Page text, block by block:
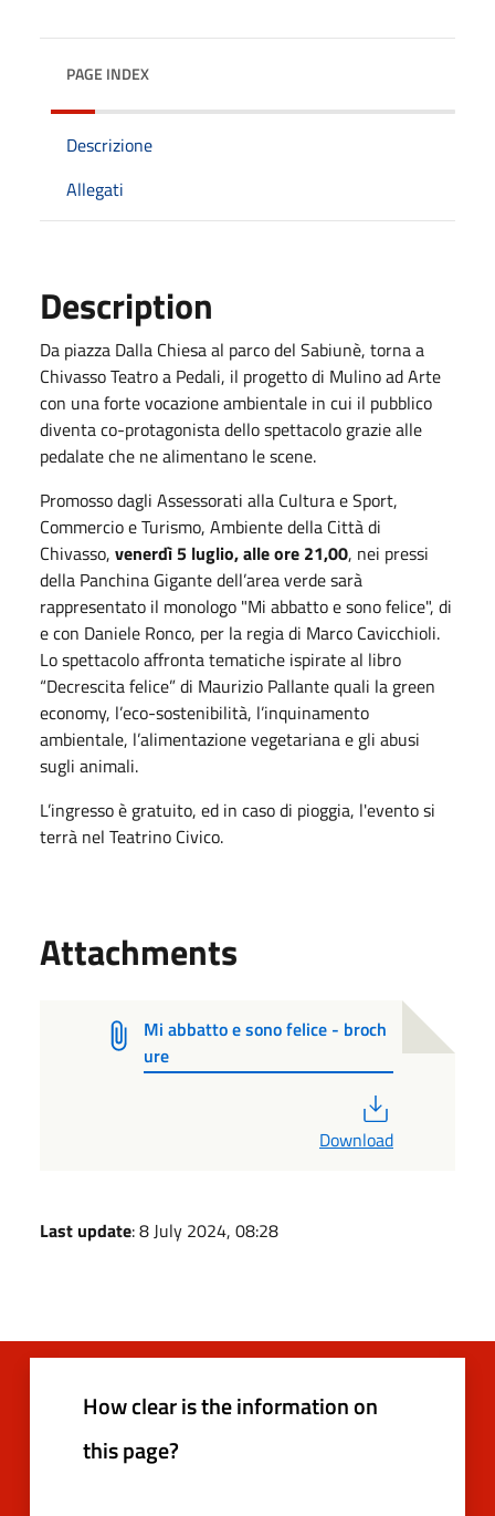
PAGE INDEX
Descrizione
Allegati
Description
Da piazza Dalla Chiesa al parco del Sabiunè, torna a
Chivasso Teatro a Pedali, il progetto di Mulino ad Arte
con una forte vocazione ambientale in cui il pubblico
diventa co-protagonista dello spettacolo grazie alle
pedalate che ne alimentano le scene.
Promosso dagli Assessorati alla Cultura e Sport,
Commercio e Turismo, Ambiente della Città di
Chivasso, venerdì 5 luglio, alle ore 21,00, nei pressi
della Panchina Gigante dell’area verde sarà
rappresentato il monologo "Mi abbatto e sono felice", di
e con Daniele Ronco, per la regia di Marco Cavicchioli.
Lo spettacolo affronta tematiche ispirate al libro
“Decrescita felice” di Maurizio Pallante quali la green
economy, l’eco-sostenibilità, l’inquinamento
ambientale, l’alimentazione vegetariana e gli abusi
sugli animali.
L’ingresso è gratuito, ed in caso di pioggia, l'evento si
terrà nel Teatrino Civico.
Attachments
Mi abbatto e sono felice - broch
ure
Download
Last update: 8 July 2024, 08:28
How clear is the information on
this page?